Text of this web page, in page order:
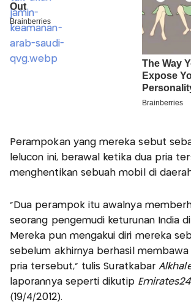
Perampokan yang mereka sebut
lelucon ini, berawal ketika dua pria
menghentikan sebuah mobil di
"Dua perampok itu awalnya
seorang pengemudi keturunan India di
Mereka pun mengakui diri mereka
sebelum akhirnya berhasil membawa
pria tersebut," tulis Suratkabar
laporannya seperti dikutip
(19/4/2012).